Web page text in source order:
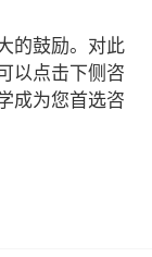
的鼓励。对此
以点击下侧咨
成为您首选咨